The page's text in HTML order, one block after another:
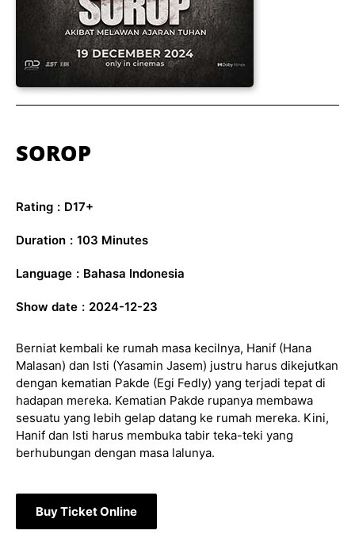
SOROP
Rating : D17+
Duration : 103 Minutes
Language : Bahasa Indonesia
Show date : 2024-12-23
Berniat kembali ke rumah masa kecilnya, Hanif (Hana
Malasan) dan Isti (Yasamin Jasem) justru harus dikejutkan
dengan kematian Pakde (Egi Fedly) yang terjadi tepat di
hadapan mereka. Kematian Pakde rupanya membawa
sesuatu yang lebih gelap datang ke rumah mereka. Kini,
Hanif dan Isti harus membuka tabir teka-teki yang
berhubungan dengan masa lalunya.
Buy Ticket Online